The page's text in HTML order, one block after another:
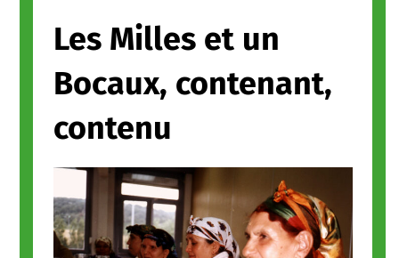
Les Milles et un
Bocaux, contenant,
contenu